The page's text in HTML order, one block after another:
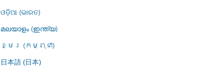
ଓଡ଼ିଆ (ଭାରତ)
മലയാളം (ഇന്ത്യ)
ខ្មែរ (កម្ពុជា)
日本語 (日本)